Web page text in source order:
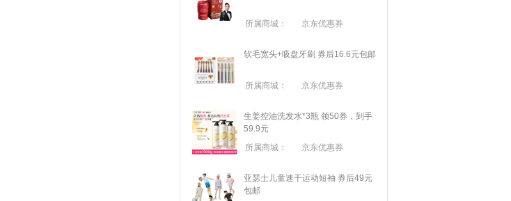
所属商城： 京东优惠券
软毛宽头+吸盘牙刷 券后16.6元包邮
所属商城： 京东优惠券
生姜控油洗发水*3瓶 领50券，到手
59.9元
所属商城：
京东优惠券
亚瑟士儿童速干运动短袖 券后49元
包邮